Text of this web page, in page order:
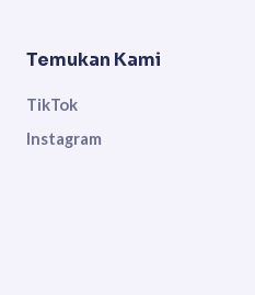
Temukan Kami
TikTok
Instagram